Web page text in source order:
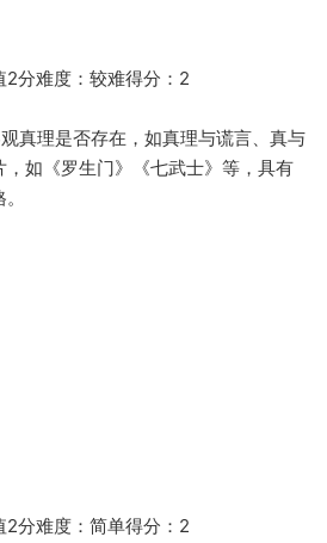
2分难度：较难得分：2
观真理是否存在，如真理与谎言、真与
如《罗生门》《七武士》等，具有
2分难度：简单得分：2